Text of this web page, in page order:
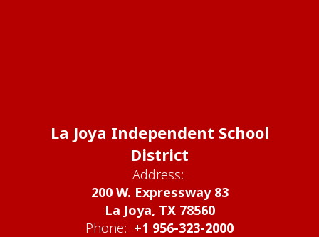
La Joya Independent School
District
Address:
200 W. Expressway 83
La Joya, TX 78560
Phone: +1 956-323-2000